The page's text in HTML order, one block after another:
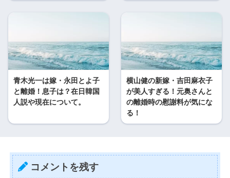
青木光一は嫁・永田とよ子
と離婚！息子は？在日韓国
人説や現在について。
横山健の新嫁・吉田麻衣子
が美人すぎる！元奥さんと
の離婚時の慰謝料が気にな
る！
コメントを残す